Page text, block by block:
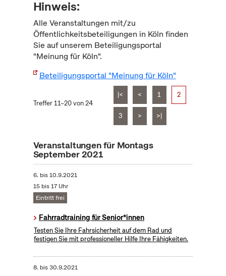
Hinweis:
Alle Veranstaltungen mit/zu
Öffentlichkeitsbeteiligungen in Köln finden
Sie auf unserem Beteiligungsportal
"Meinung für Köln".
Beteiligungsportal "Meinung für Köln"
Treffer 11–20 von 24
|< < 1 2
3 > >|
Veranstaltungen für Montags
September 2021
6. bis10.9.2021
15 bis 17 Uhr
Eintritt frei
Fahrradtraining für Senior*innen
Testen Sie Ihre Fahrsicherheit auf dem Rad und
festigen Sie mit professioneller Hilfe Ihre Fähigkeiten.
8. bis30.9.2021